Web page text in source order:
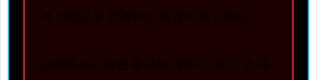
게 전방으로 연결하는 운영이 중요하다.
공격에서는 측면 돌파와 크로스, 박스 안 제